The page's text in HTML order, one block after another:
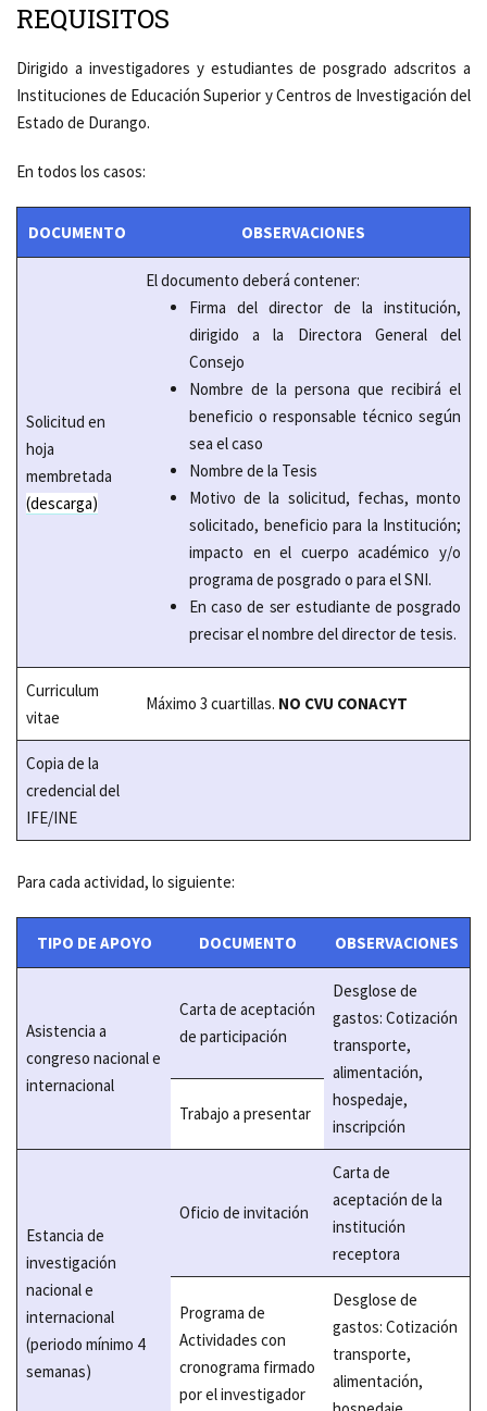
REQUISITOS
Dirigido a investigadores y estudiantes de posgrado adscritos a
Instituciones de Educación Superior y Centros de Investigación del
Estado de Durango.
En todos los casos:
DOCUMENTO OBSERVACIONES
Solicitud en
hoja
membretada
(descarga)
El documento deberá contener:
Firma del director de la institución,
dirigido a la Directora General del
Consejo
Nombre de la persona que recibirá el
beneficio o responsable técnico según
sea el caso
Nombre de la Tesis
Motivo de la solicitud, fechas, monto
solicitado, beneficio para la Institución;
impacto en el cuerpo académico y/o
programa de posgrado o para el SNI.
En caso de ser estudiante de posgrado
precisar el nombre del director de tesis.
Curriculum
vitae
Máximo 3 cuartillas. NO CVU CONACYT
Copia de la
credencial del
IFE/INE
Para cada actividad, lo siguiente:
TIPO DE APOYO DOCUMENTO OBSERVACIONES
Asistencia a
congreso nacional e
internacional
Carta de aceptación
de participación
Desglose de
gastos: Cotización
transporte,
alimentación,
hospedaje,
inscripción
Trabajo a presentar
Estancia de
investigación
nacional e
internacional
(periodo mínimo 4
semanas)
Oficio de invitación
Carta de
aceptación de la
institución
receptora
Programa de
Actividades con
cronograma firmado
por el investigador
Desglose de
gastos: Cotización
transporte,
alimentación,